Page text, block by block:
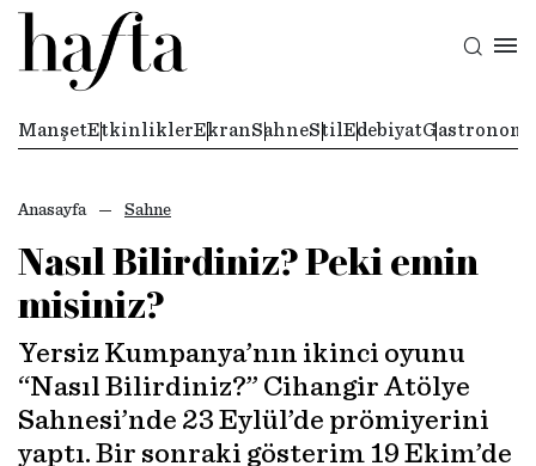
ManşetEtkinliklerEkranSahneStil EdebiyatGastronomi
Anasayfa Sahne
Nasıl Bilirdiniz? Peki emin
misiniz?
Yersiz Kumpanya’nın ikinci oyunu
“Nasıl Bilirdiniz?” Cihangir Atölye
Sahnesi’nde 23 Eylül’de prömiyerini
yaptı. Bir sonraki gösterim 19 Ekim’de